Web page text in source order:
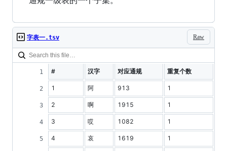
Raw
字表一.tsv
# 汉字 对应通规 重复个数
1 阿 913 1
2 啊 1915 1
3 哎 1082 1
4 哀 1619 1